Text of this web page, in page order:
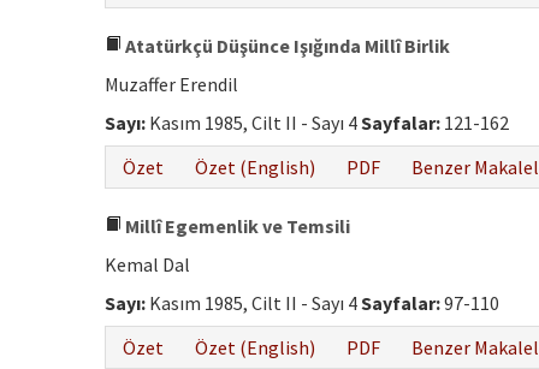
Atatürkçü Düşünce Işığında Millî Birlik
Muzaffer Erendil
Sayı: Kasım 1985, Cilt II - Sayı 4Sayfalar: 121-162
Özet
Özet (English) PDF Benzer
Millî Egemenlik ve Temsili
Kemal Dal
Sayı: Kasım 1985, Cilt II - Sayı 4Sayfalar:97-110
Özet
Özet (English) PDF Benzer